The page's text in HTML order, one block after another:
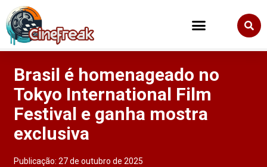
Brasil é homenageado no
Tokyo International Film
Festival e ganha mostra
exclusiva
Publicação:27 de outubro de 2025